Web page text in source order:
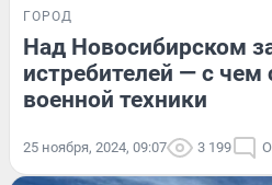
ГОРОД
Над Новосибирском
истребителей — с чем
военной техники
25 ноября, 2024, 09:07 3 199